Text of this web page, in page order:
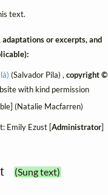
text.
or excerpts, and
(Salvador Pila) ,copyright ©
with kind permission
(Natalie Macfarren)
Emily Ezust [Administrator]
(Sung text)